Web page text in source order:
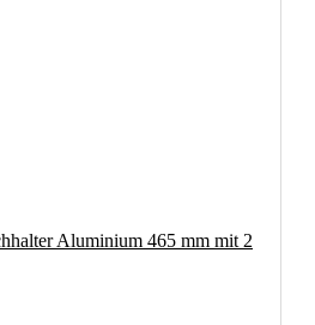
Aluminium 465 mm mit 2